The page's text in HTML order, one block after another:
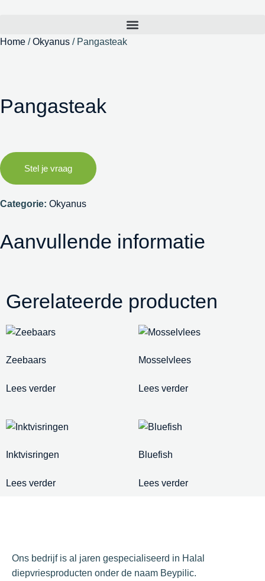
Home /Okyanus / Pangasteak
Pangasteak
Stel je vraag
Categorie: Okyanus
Aanvullende informatie
Gerelateerde producten
Zeebaars
Lees verder
Mosselvlees
Lees verder
Inktvisringen
Lees verder
Bluefish
Lees verder
Ons bedrijf is al jaren gespecialiseerd in Halal
diepvriesproducten onder de naam Beypilic.